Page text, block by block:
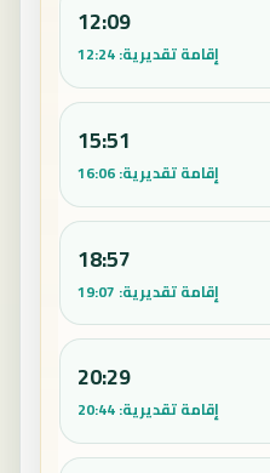
12:09
إقامة تقديرية:12:24
15:51
إقامة تقديرية:16:06
18:57
إقامة تقديرية: 19:07
20:29
إقامة تقديرية:20:44